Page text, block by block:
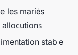
les mariés
allocutions
stable